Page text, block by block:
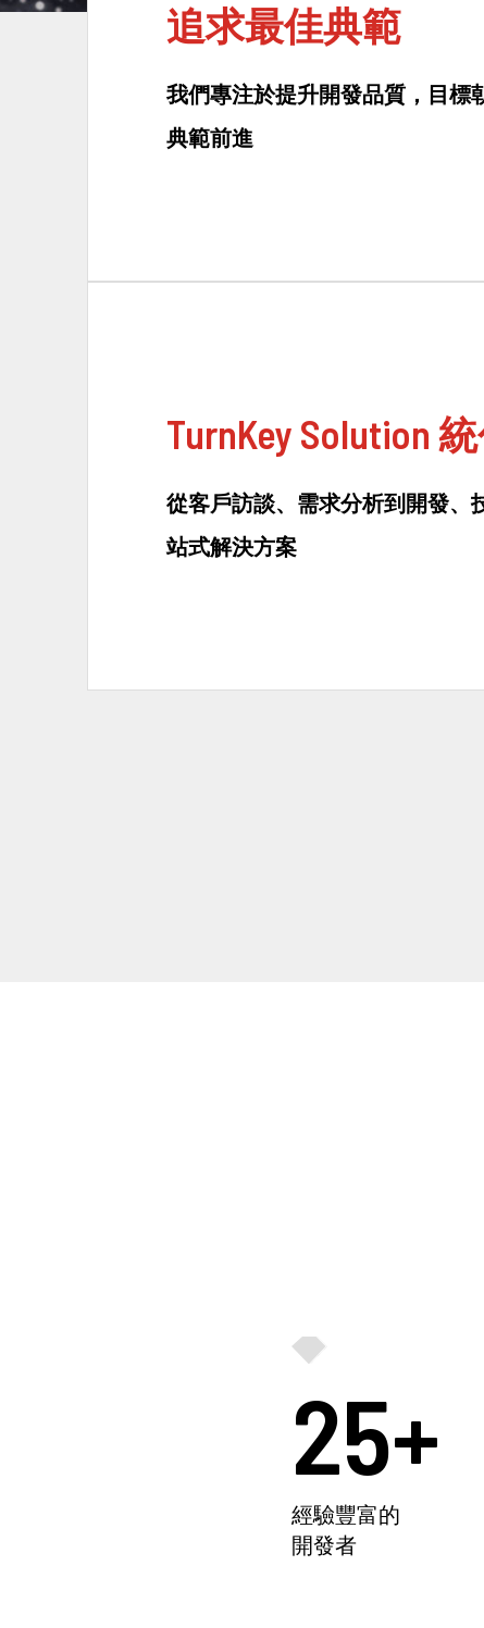
追求最佳典範
我們專注於提升開發品質，目標
典範前進
TurnKey Solution
從客戶訪談、需求分析到開發、
站式解決方案
25+
經驗豐富的
開發者